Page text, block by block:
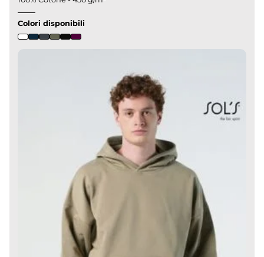
Colori disponibili